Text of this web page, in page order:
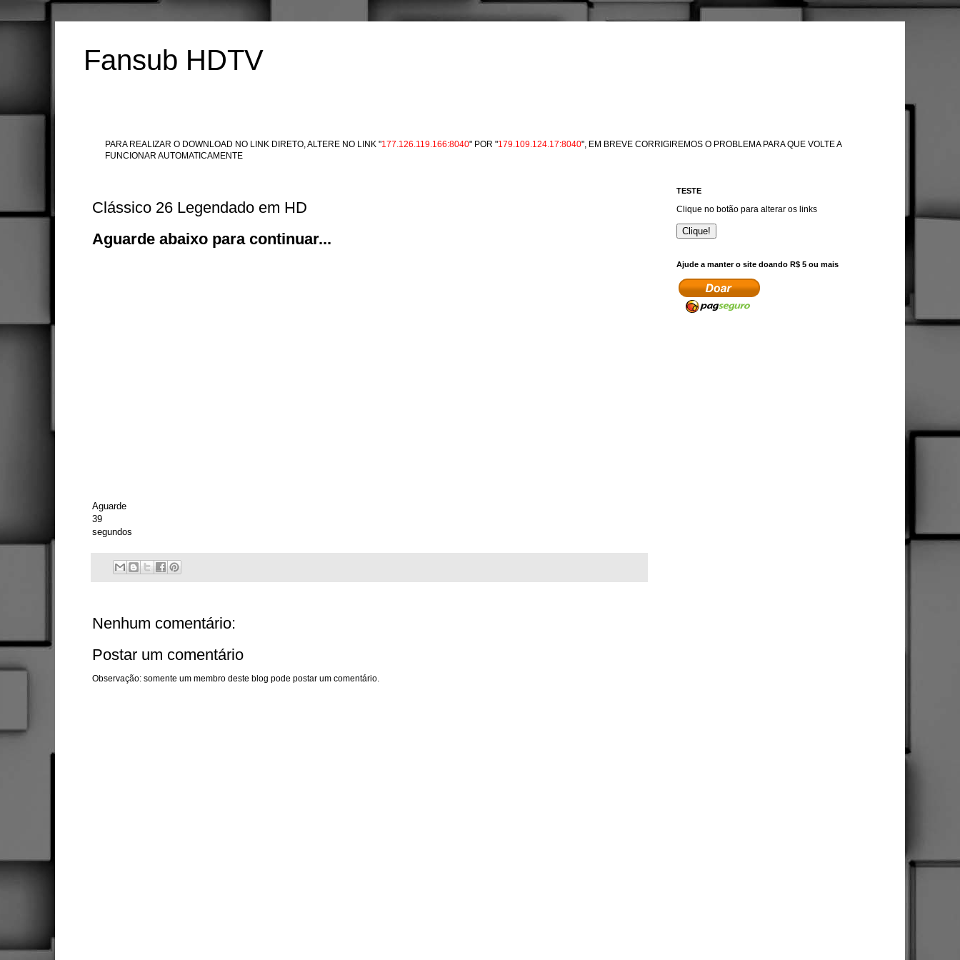
Fansub HDTV
PARA REALIZAR O DOWNLOAD NO LINK DIRETO, ALTERE NO LINK "177.126.119.166:8040" POR "179.109.124.17:8040", EM BREVE CORRIGIREMOS O PROBLEMA PARA QUE VOLTE A
FUNCIONAR AUTOMATICAMENTE
Clássico 26 Legendado em HD
Aguarde abaixo para continuar...
Aguarde
39
segundos
Nenhum comentário:
Postar um comentário
Observação: somente um membro deste blog pode postar um comentário.
TESTE
Clique no botão para alterar os links
Clique!
Ajude a manter o site doando R$ 5 ou mais